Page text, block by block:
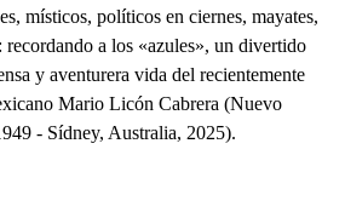
místicos, políticos en ciernes, mayates,
a los «azules», un divertido
y aventurera vida del recientemente
Mario Licón Cabrera (Nuevo
- Sídney, Australia, 2025).